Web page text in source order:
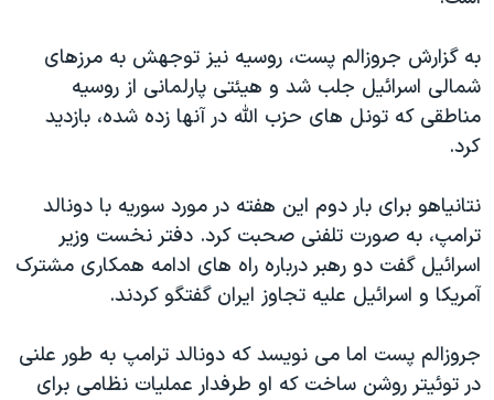
به گزارش جروزالم پست، روسیه نیز توجهش به مرزهای
شمالی اسرائیل جلب شد و هیئتی پارلمانی از روسیه
مناطقی که تونل های حزب الله در آنها زده شده، بازدید
کرد.
نتانیاهو برای بار دوم این هفته در مورد سوریه با دونالد
ترامپ، به صورت تلفنی صحبت کرد. دفتر نخست وزیر
اسرائیل گفت دو رهبر درباره راه های ادامه همکاری مشترک
آمریکا و اسرائیل علیه تجاوز ایران گفتگو کردند.
جروزالم پست اما می نویسد که دونالد ترامپ به طور علنی
در توئیتر روشن ساخت که او طرفدار عملیات نظامی برای